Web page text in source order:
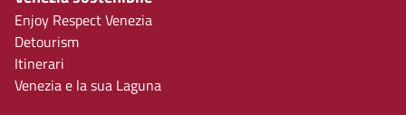
Enjoy Respect Venezia
Detourism
Itinerari
Venezia e la sua Laguna